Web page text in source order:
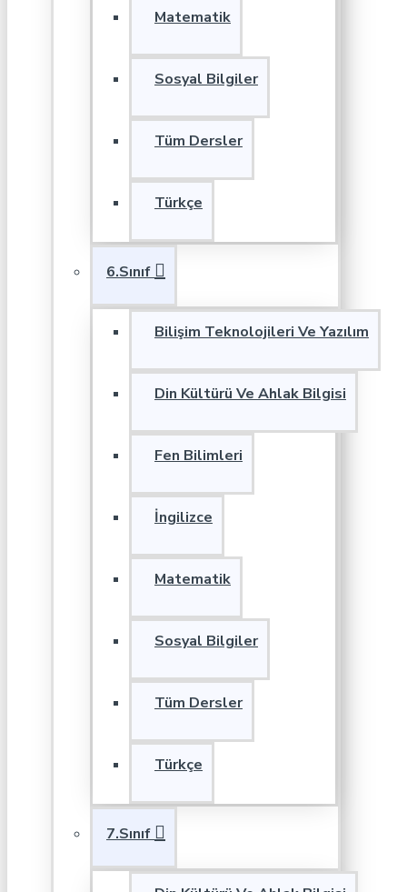
Matematik
Sosyal Bilgiler
Tüm Dersler
Türkçe
6.Sınıf
Bilişim Teknolojileri Ve Yazılım
Din Kültürü Ve Ahlak Bilgisi
Fen Bilimleri
İngilizce
Matematik
Sosyal Bilgiler
Tüm Dersler
Türkçe
7.Sınıf